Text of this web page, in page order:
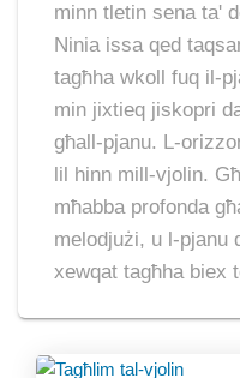
minn tletin sena ta'
Ninia issa qed
tagħha wkoll fuq il-
min jixtieq jiskopri
għall-pjanu. L-
lil hinn mill-vjolin.
mħabba profonda
melodjużi, u l-pjanu
xewqat tagħha biex